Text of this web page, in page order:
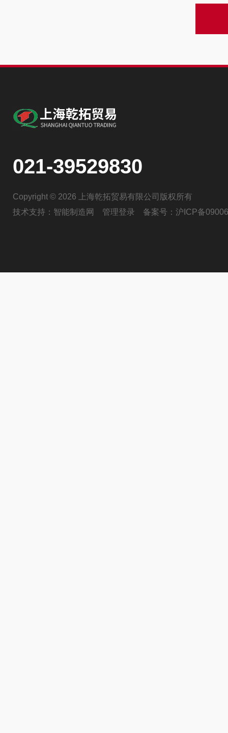
021-39529830
Copyright © 2026 上海乾拓贸易有限公司版权所有
技术支持： 智能制造网 管理登录 备案号： 沪ICP备